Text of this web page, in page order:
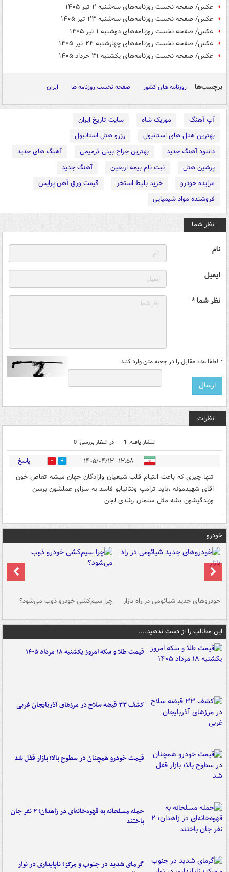
عکس/ صفحه نخست روزنامه‌های سه‌شنبه ۲ تیر ۱۴۰۵
عکس/ صفحه نخست روزنامه‌های سه‌شنبه ۲۳ تیر ۱۴۰۵
عکس/ صفحه نخست روزنامه‌های ‌دوشنبه ۱ تیر ۱۴۰۵
عکس/ صفحه نخست روزنامه‌های چهارشنبه ۲۴ تیر ۱۴۰۵
عکس/ صفحه نخست روزنامه‌های ‌یکشنبه ۳۱ خرداد ۱۴۰۵
برچسب‌ها روزنامه های کشور صفحه نخست روزنامه ها ایران
آپ آهنگ موزیک شاه
سایت تاریخ ایران
بهترین هتل های استانبول
رزرو هتل استانبول
دانلود آهنگ جدید
بهترین جراح بینی ترمیمی
آهنگ های جدید
پرشین هتل
ثبت نام بیمه اربعین
آهنگ جدید
مزایده خودرو
خرید بلیط استخر
قیمت ورق آهن پرایس
فروشنده مواد شیمیایی
نظر شما
نام
ایمیل
نظر شما *
* لطفا عدد مقابل را در جعبه متن وارد کنید
نظرات
انتشار یافته: 1 در انتظار بررسی: 0
۱۳:۵۸ - ۱۴۰۵/۰۴/۱۳ 0 پاسخ
تنها چیزی که باعث التیام قلب شیعیان وازادگان جهان میشه تقاص خون
اقای شهیدمونه ،باید ترامپ ونتانیابو فاسد به سزای عملشون برسن
وزندگیشون بشه مثل سلمان رشدی لجن
خودرو
خودروهای جدید شیائومی در راه بازار چرا سیم‌کشی خودرو ذوب می‌شود؟
این مطالب را از دست ندهید....
قیمت طلا و سکه امروز یکشنبه ۱۸ مرداد ۱۴۰۵
کشف ۳۳ قبضه سلاح در مرزهای آذربایجان غربی
قیمت خودرو همچنان در سطوح بالا؛ بازار قفل شد
حمله مسلحانه به قهوه‌خانه‌ای در زاهدان؛ ۲ نفر جان
باختند
گرمای شدید در جنوب و مرکز؛ ناپایداری در نوار